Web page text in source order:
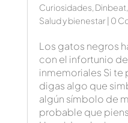
Curiosidades, Dinbeat,
Salud y bienestar| 0
Los gatos negros
con el infortunio
inmemoriales Si te
digas algo que
algún símbolo de
probable que